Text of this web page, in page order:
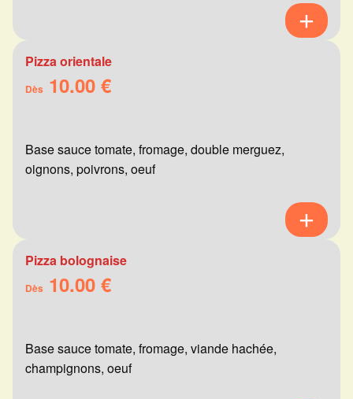
Pizza orientale
Dès 10.00 €
Base sauce tomate, fromage, double merguez,
oignons, poivrons, oeuf
Pizza bolognaise
Dès 10.00 €
Base sauce tomate, fromage, viande hachée,
champignons, oeuf